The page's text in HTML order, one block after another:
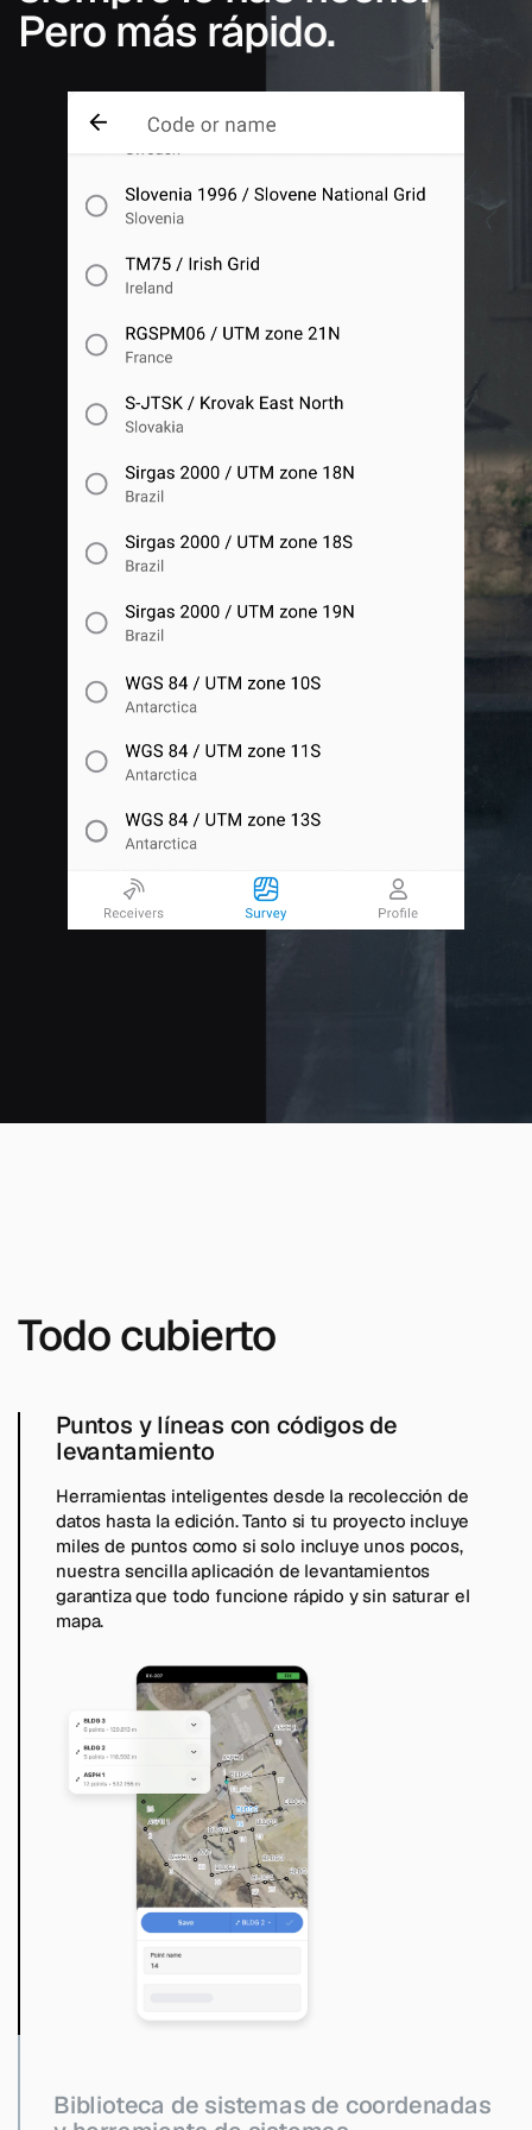
Pero más rápido.
Todo cubierto
Puntos y líneas con códigos de
levantamiento
Herramientas inteligentes desde la recolección de
datos hasta la edición. Tanto si tu proyecto incluye
miles de puntos como si solo incluye unos pocos,
nuestra sencilla aplicación de levantamientos
garantiza que todo funcione rápido y sin saturar el
mapa.
Biblioteca de sistemas de coordenadas